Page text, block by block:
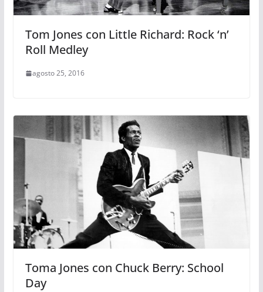
Tom Jones con Little Richard: Rock ‘n’
Roll Medley
agosto 25, 2016
Toma Jones con Chuck Berry: School
Day